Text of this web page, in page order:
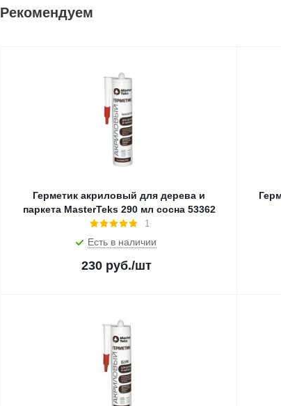
Рекомендуем
Герметик акриловый для дерева и
паркета MasterTeks 290 мл сосна 53362
1
Есть в наличии
230 руб./шт